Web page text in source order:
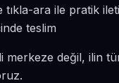
ara ile pratik
teslim
merkeze değil, ilin